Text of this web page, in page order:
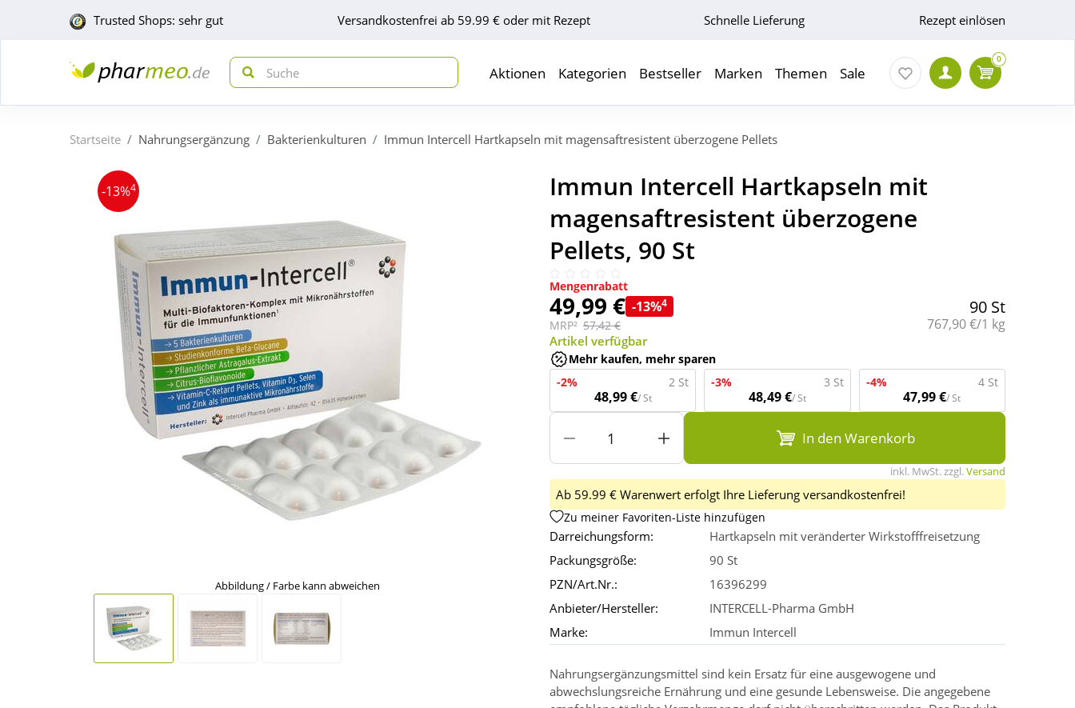
Trusted Shops: sehr gut Versandkostenfrei ab 59.99 € oder mit Rezept Schnelle Lieferung Rezept einlösen
Aktionen Kategorien Bestseller Marken Themen Sale
0
Startseite Nahrungsergänzung Bakterienkulturen Immun Intercell Hartkapseln mit magensaftresistent überzogene Pellets
-13%4
Abbildung / Farbe kann abweichen
Immun Intercell Hartkapseln mit
magensaftresistent überzogene
Pellets, 90 St
Mengenrabatt
49,99 € -13%4
MRP² 57,42 €
90 St
Grundpreis:
767,90 €/1 kg
Artikel verfügbar
Mehr kaufen, mehr sparen
-2%
2 St
48,99 €/ St
-3% 3 St
48,49 €/ St
-4% 4 St
47,99 €/ St
In den Warenkorb
inkl. MwSt. zzgl.Versand
Ab 59.99 € Warenwert erfolgt Ihre Lieferung versandkostenfrei!
Zu meiner Favoriten-Liste hinzufügen
Darreichungsform:
Hartkapseln mit veränderter Wirkstofffreisetzung
Packungsgröße:
90 St
PZN/Art.Nr.:
16396299
Anbieter/Hersteller:
INTERCELL-Pharma GmbH
Marke:
Immun Intercell
Nahrungsergänzungsmittel sind kein Ersatz für eine ausgewogene und
abwechslungsreiche Ernährung und eine gesunde Lebensweise. Die angegebene